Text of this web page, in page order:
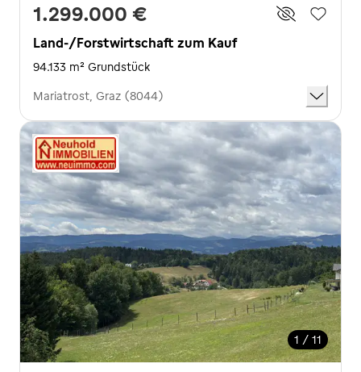
1.299.000 €
Land-/Forstwirtschaft zum Kauf
94.133 m² Grundstück
Mariatrost, Graz (8044)
1 / 11